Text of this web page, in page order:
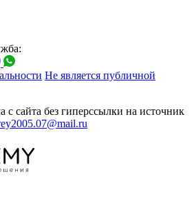
Не является публичной
с сайта без гиперссылки на источник